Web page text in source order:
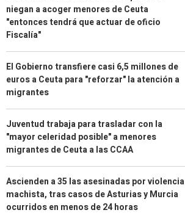
niegan a acoger menores de Ceuta
"entonces tendrá que actuar de oficio
Fiscalía"
El Gobierno transfiere casi 6,5 millones de
euros a Ceuta para "reforzar" la atención a
migrantes
Juventud trabaja para trasladar con la
"mayor celeridad posible" a menores
migrantes de Ceuta a las CCAA
Ascienden a 35 las asesinadas por violencia
machista, tras casos de Asturias y Murcia
ocurridos en menos de 24 horas